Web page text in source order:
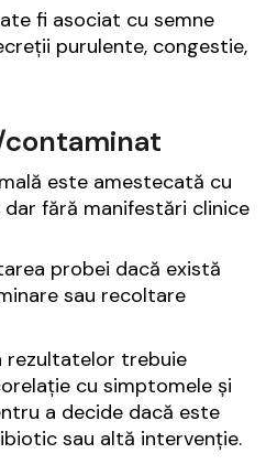
fi asociat cu semne
purulente, congestie,
este amestecată cu
fără manifestări clinice
probei dacă există
sau recoltare
rezultatelor trebuie
cu simptomele și
a decide dacă este
sau altă intervenție.